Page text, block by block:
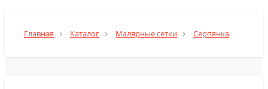
Главная Каталог Малярные сетки Серпянка